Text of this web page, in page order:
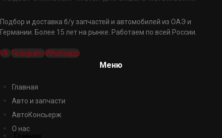
Подбор и доставка б/у запчастей и автомобилей из ОАЭ и
Германии. Более 15 лет на рынке. Работаем по всей России.
Vk Telegram Whatsapp
Меню
Главная
Авто и запчасти
АвтоКонсьерж
О нас